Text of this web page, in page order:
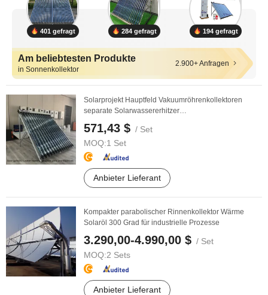
401 gefragt 284 gefragt 194 gefragt
Am beliebtesten Produkte
in Sonnenkollektor
2.900+ Anfragen
Solarprojekt Hauptfeld Vakuumröhrenkollektoren
separate Solarwassererhitzer
Gewächshauswärmehaltung ...
571,43 $ / Set
MOQ:1 Set
Anbieter Lieferant
Kompakter parabolischer Rinnenkollektor Wärme
Solaröl 300 Grad für industrielle Prozesse
3.290,00-4.990,00 $ / Set
MOQ:2 Sets
Anbieter Lieferant